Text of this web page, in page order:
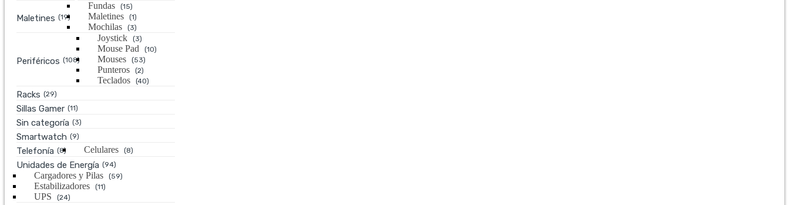
Maletines (19)
Fundas (15)
Maletines (1)
Mochilas (3)
Periféricos (108)
Joystick (3)
Mouse Pad (10)
Mouses (53)
Punteros (2)
Teclados (40)
Racks (29)
Sillas Gamer (11)
Sin categoría (3)
Smartwatch (9)
Telefonía (8) Celulares (8)
Unidades de Energía (94)
Cargadores y Pilas (59)
Estabilizadores (11)
UPS (24)